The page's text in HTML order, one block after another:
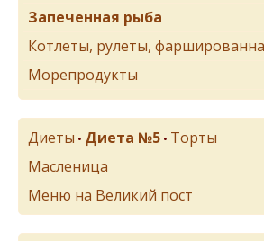
Запеченная рыба
Котлеты, рулеты,
Морепродукты
Диеты • Диета №5 • Торты
Масленица
Меню на Великий пост